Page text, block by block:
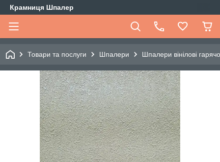
Крамниця Шпалер
Товари та послуги Шпалери Шпалери вінілові